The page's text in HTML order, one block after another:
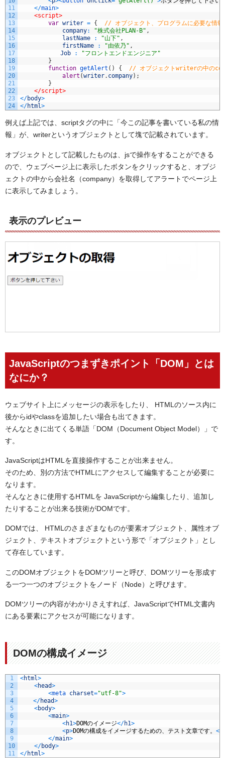
11
12
13
14
15
16
17
18
19
20
21
22
23
24
</main>
<script>
var writer = {
// オブジェクト、プログラムに必要な情
company: "株式会社PLAN-B" ,
lastName
: "山下" ,
firstName
: "由依乃" ,
Job
:
"フロントエンドエンジニア"
}
function getAlert ( ) {
// オブジェクトwriterの中の
alert (writer. company) ;
}
</script>
</body>
</html>
例えば上記では、scriptタグの中に「今この記事を書いている私の情
報」が、writerというオブジェクトとして塊で記載されています。
オブジェクトとして記載したものは、jsで操作をすることができる
ので、ウェブページ上に表示したボタンをクリックすると、オブジ
ェクトの中から会社名（company）を取得してアラートでページ上
に表示してみましょう。
表示のプレビュー
JavaScriptのつまずきポイント「DOM」とは
なにか？
ウェブサイト上にメッセージの表示をしたり、 HTMLのソース内に
後からidやclassを追加したい場合も出てきます。
そんなときに出てくる単語「DOM（Document Object Model）」で
す。
JavaScriptはHTMLを直接操作することが出来ません。
そのため、別の方法でHTMLにアクセスして編集することが必要に
なります。
そんなときに使用するHTMLを JavaScriptから編集したり、追加し
たりすることが出来る技術がDOMです。
DOMでは、 HTMLのさまざまなものが要素オブジェクト、属性オブ
ジェクト、テキストオブジェクトという形で「オブジェクト」とし
て存在しています。
このDOMオブジェクトをDOMツリーと呼び、DOMツリーを形成す
る一つ一つのオブジェクトをノード（Node）と呼びます。
DOMツリーの内容がわかりさえすれば、JavaScriptでHTML文書内
にある要素にアクセスが可能になります。
DOMの構成イメージ
1
2
3
4
5
6
7
8
9
10
11
<html>
<head>
<meta charset="utf-8">
</head>
<body>
<main>
<h1>DOMのイメージ</h1>
<p>DOMの構成をイメージするための、テスト文章です。 <
</main>
</body>
</html>